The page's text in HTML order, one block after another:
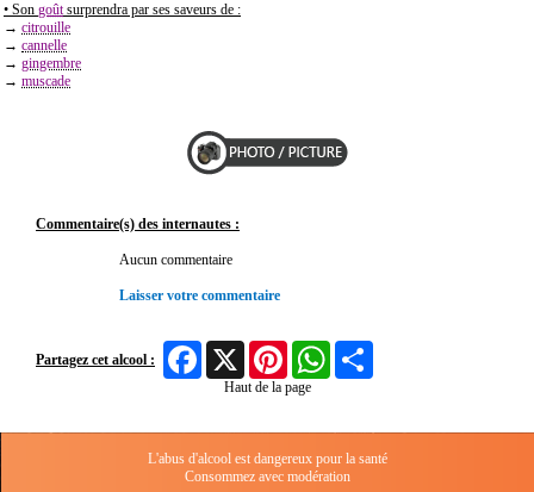
• Son goûtsurprendra par ses saveurs de :
→ citrouille
→ cannelle
→ gingembre
→ muscade
Commentaire(s) des internautes :
Aucun commentaire
Laisser votre commentaire
Partagez cet alcool :
FacebookX Pinterest WhatsApp
Haut de la page
L'abus d'alcool est dangereux pour la santé
Consommez avec modération